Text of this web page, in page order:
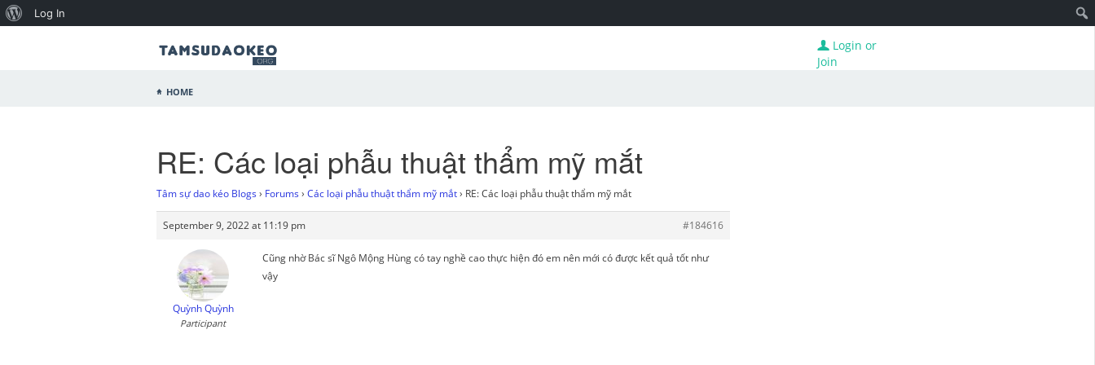
Login or
Join
Home
RE: Các loại phẫu thuật thẩm mỹ mắt
Tâm sự dao kéo Blogs › Forums › Các loại phẫu thuật thẩm mỹ mắt › RE: Các loại phẫu thuật thẩm mỹ mắt
September 9, 2022 at 11:19 pm #184616
Quỳnh Quỳnh
Participant
Cũng nhờ Bác sĩ Ngô Mộng Hùng có tay nghề cao thực hiện đó em nên mới có được kết quả tốt như
vậy
Log In